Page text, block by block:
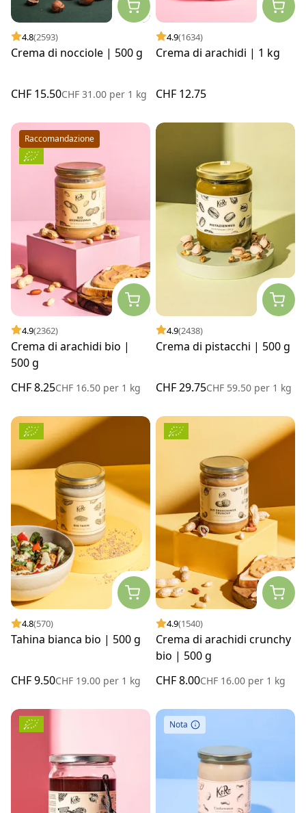
4.8(2593)
Crema di nocciole | 500 g
CHF 15.50CHF 31.00 per 1 kg
4.9(1634)
Crema di arachidi | 1 kg
CHF 12.75
Raccomandazione
4.9(2362)
Crema di arachidi bio |
500 g
CHF 8.25CHF 16.50 per 1 kg
4.9(2438)
Crema di pistacchi | 500 g
CHF 29.75CHF 59.50 per 1 kg
4.8(570)
Tahina bianca bio | 500 g
CHF 9.50CHF 19.00 per 1 kg
4.9(1540)
Crema di arachidi crunchy
bio | 500 g
CHF 8.00CHF 16.00 per 1 kg
Nota